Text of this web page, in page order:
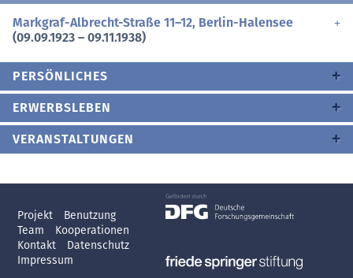
Markgraf-Albrecht-Straße 11–12, Berlin-Halensee
(09.09.1923 – 09.11.1938)
PERSÖNLICHES
ERWERBSLEBEN
VERANSTALTUNGEN
Projekt
Benutzung
Team
Kooperationen
Kontakt
Datenschutz
Impressum